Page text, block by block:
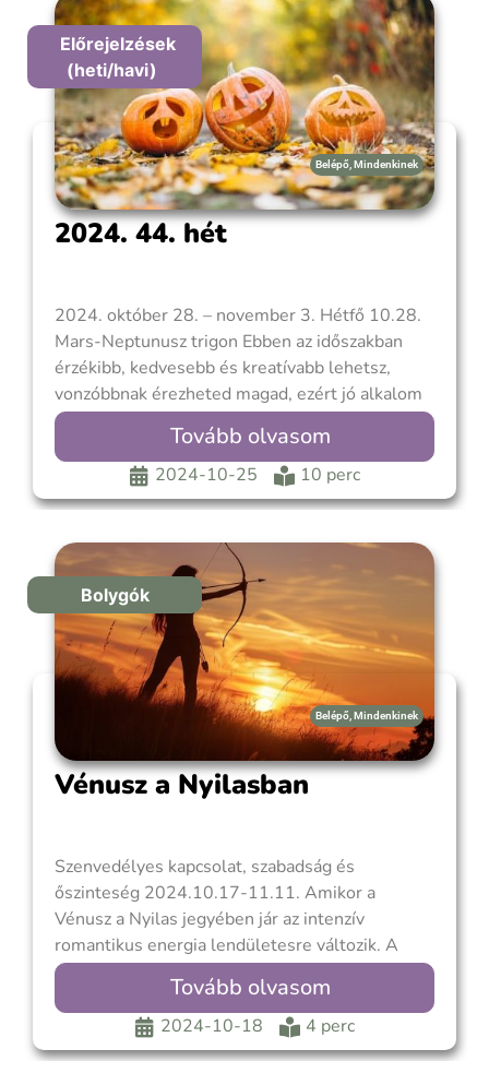
Előrejelzések
(heti/havi)
Belépő Mindenkinek
2024. 44. hét
2024. október 28. – november 3. Hétfő 10.28.
Mars-Neptunusz trigon Ebben az időszakban
érzékibb, kedvesebb és kreatívabb lehetsz,
vonzóbbnak érezheted magad, ezért jó alkalom
a romantikus találkozásokhoz, igazi testi lelki
kapcsolódáshoz. Most könnyebb olyan partnert
bevonzani, aki kevésbé agresszív, viszont
spirituálisan fogékonyabb. Ilyenkor felerősödhet
Tovább olvasom
2024-10-25 10 perc
Bolygók
Belépő Mindenkinek
Vénusz a Nyilasban
Szenvedélyes kapcsolat, szabadság és
őszinteség 2024.10.17-11.11. Amikor a
Vénusz a Nyilas jegyében jár az intenzív
romantikus energia lendületesre változik. A
Nyilasnak természetesen vannak heves
pillanatai, tekintve, hogy tüzes jegy. Az
energiája azonban lényegesen kevésbé
koncentrált, és míg a Skorpiót leginkább a
Tovább olvasom
2024-10-18 4 perc